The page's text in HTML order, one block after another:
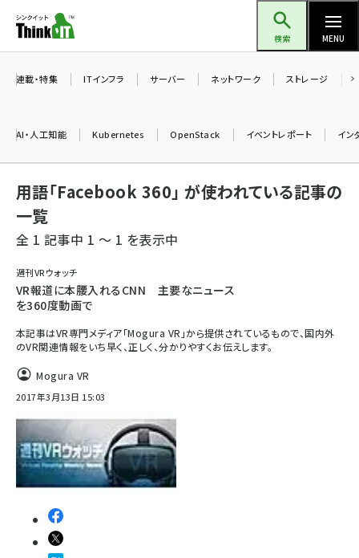
ン
ツ
検索 MENU
ai (2508)
iot女子会 (2295)
北海道をのんびり旅する晴山佳須夫のヒント集！ (2050)
drupal (1966)
genai (1494)
連載・特集 ITインフラ サーバー ネットワーク ストレージ
AI・人工知能 Kubernetes OpenStack イベントレポート イン
用語「Facebook 360」 が使われている記事の
一覧
全 1 記事中 1 ～ 1 を表示中
週刊VRウォッチ
VR報道に本腰入れるCNN 主要なニュース
を360度動画で
本記事はVR専門メディア「Mogura VR」から提供されているもので、国内外
のVR関連情報をいち早く、正しく、分かりやすくお伝えします。
Mogura VR
2017年3月13日 15:03